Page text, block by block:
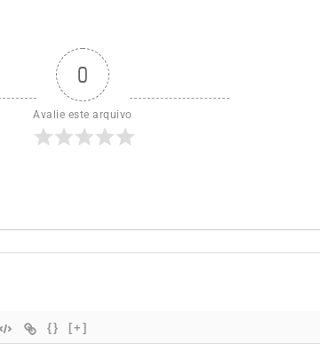
0
Avalie este arquivo
{} [+]